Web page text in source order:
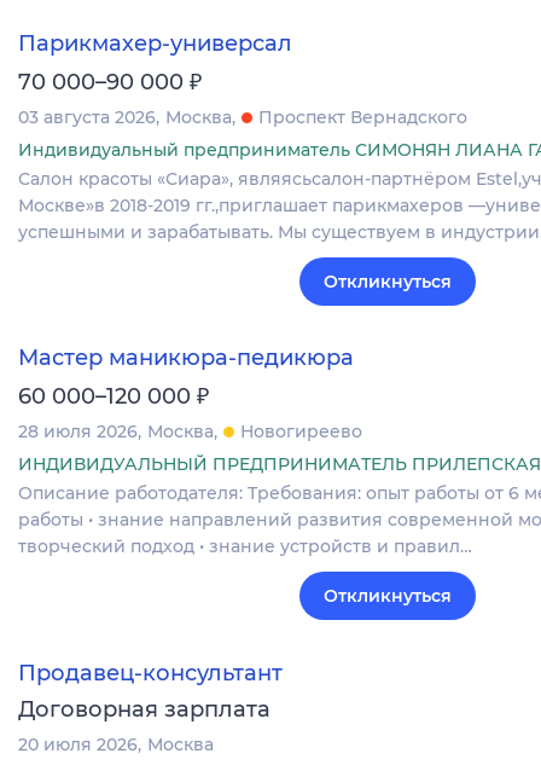
Парикмахер-универсал
70 000–90 000 ₽
03 августа 2026 Москва
Проспект Вернадского
Индивидуальный предприниматель СИМОНЯН ЛИАНА
Салон красоты «Сиара», являясьсалон-партнёром
Москве»в 2018-2019 гг.,приглашает парикмахеров
успешными и зарабатывать. Мы существуем в
Откликнуться
Мастер маникюра-педикюра
60 000–120 000 ₽
28 июля 2026 Москва
Новогиреево
ИНДИВИДУАЛЬНЫЙ ПРЕДПРИНИМАТЕЛЬ
Описание работодателя: Требования: опыт работы от 6
работы • знание направлений развития современной
творческий подход • знание устройств и правил…
Откликнуться
Продавец-консультант
Договорная зарплата
20 июля 2026 Москва